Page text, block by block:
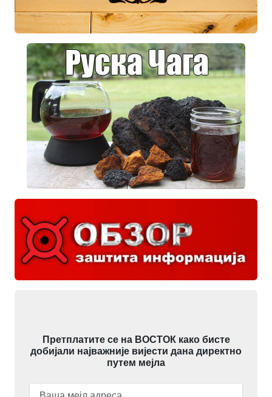
Претплатите се на ВОСТОК како бисте
добијали најважније вијести дана директно
путем мејла